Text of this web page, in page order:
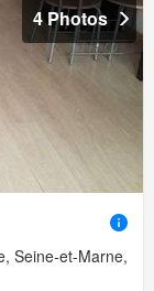
4 Photos
Seine-et-Marne,